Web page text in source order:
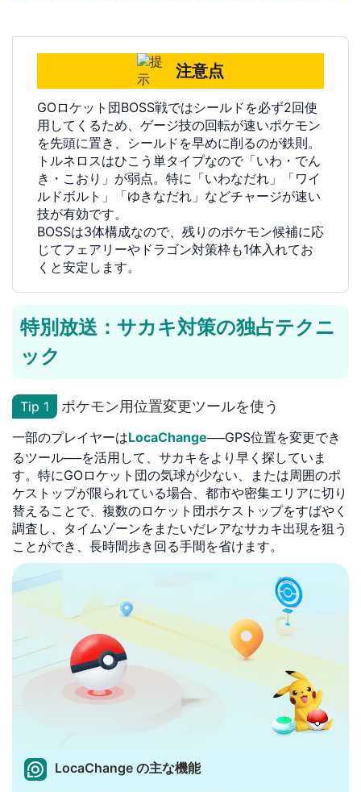
注意点
GOロケット団BOSS戦ではシールドを必ず2回使
用してくるため、ゲージ技の回転が速いポケモン
を先頭に置き、シールドを早めに削るのが鉄則。
トルネロスはひこう単タイプなので「いわ・でん
き・こおり」が弱点。特に「いわなだれ」「ワイ
ルドボルト」「ゆきなだれ」などチャージが速い
技が有効です。
BOSSは3体構成なので、残りのポケモン候補に応
じてフェアリーやドラゴン対策枠も1体入れてお
くと安定します。
特別放送：サカキ対策の独占テクニ
ック
Tip 1 ポケモン用位置変更ツールを使う
一部のプレイヤーはLocaChange──GPS位置を変更でき
るツール──を活用して、サカキをより早く探していま
す。特にGOロケット団の気球が少ない、または周囲のポ
ケストップが限られている場合、都市や密集エリアに切り
替えることで、複数のロケット団ポケストップをすばやく
調査し、タイムゾーンをまたいだレアなサカキ出現を狙う
ことができ、長時間歩き回る手間を省けます。
LocaChange の主な機能